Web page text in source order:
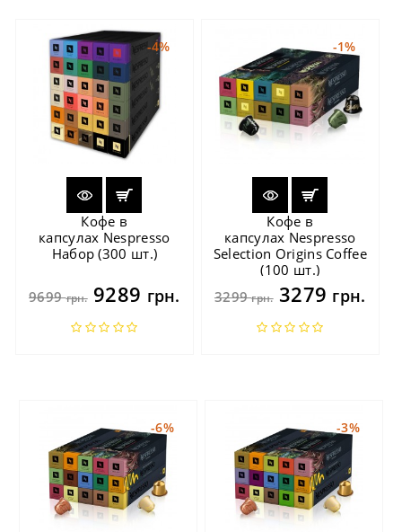
-4%
Кофе в
капсулах Nespresso
Набор (300 шт.)
9699грн.9289 грн.
-1%
Кофе в
капсулах Nespresso
Selection Origins Coffee
(100 шт.)
3299грн.3279 грн.
-6% -3%